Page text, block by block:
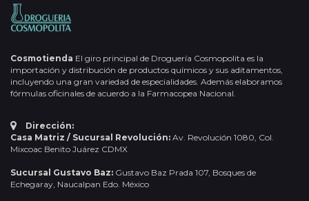
Cosmotienda El giro principal de Droguería Cosmopolita es la
importación y distribución de productos químicos y sus aditamentos,
incluyendo una gran variedad de especialidades. Además elaboramos
fórmulas oficinales de acuerdo a la Farmacopea Nacional.
Dirección:
Casa Matriz / Sucursal Revolución: Av. Revolución 1080, Col.
Mixcoac Benito Juárez CDMX
Sucursal Gustavo Baz: Gustavo Baz Prada 107, Bosques de
Echegaray, Naucalpan Edo. México